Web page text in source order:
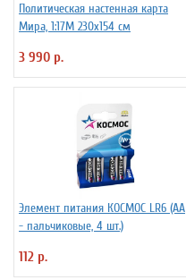
Политическая настенная карта
Мира, 1:17М 230х154 см
3 990 р.
Элемент питания КОСМОС LR6 (АА
- пальчиковые, 4 шт.)
112 р.